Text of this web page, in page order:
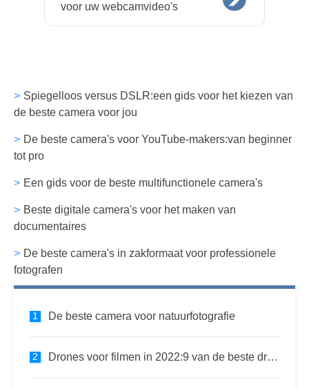
voor uw webcamvideo's
Spiegelloos versus DSLR:een gids voor het kiezen van
de beste camera voor jou
De beste camera's voor YouTube-makers:van beginner
tot pro
Een gids voor de beste multifunctionele camera's
Beste digitale camera's voor het maken van
documentaires
De beste camera's in zakformaat voor professionele
fotografen
De beste camera voor natuurfotografie
Drones voor filmen in 2022:9 van de beste drones voor filmmaken